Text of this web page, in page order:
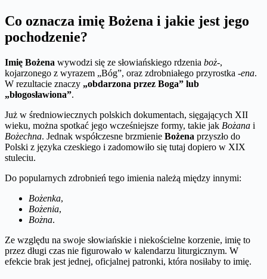
Co oznacza imię Bożena i jakie jest jego
pochodzenie?
Imię Bożena wywodzi się ze słowiańskiego rdzenia boż-,
kojarzonego z wyrazem „Bóg”, oraz zdrobniałego przyrostka -ena.
W rezultacie znaczy „obdarzona przez Boga” lub
„błogosławiona”.
Już w średniowiecznych polskich dokumentach, sięgających XII
wieku, można spotkać jego wcześniejsze formy, takie jak Bożana i
Bożechna. Jednak współczesne brzmienie Bożena przyszło do
Polski z języka czeskiego i zadomowiło się tutaj dopiero w XIX
stuleciu.
Do popularnych zdrobnień tego imienia należą między innymi:
Bożenka,
Bożenia,
Bożna.
Ze względu na swoje słowiańskie i niekościelne korzenie, imię to
przez długi czas nie figurowało w kalendarzu liturgicznym. W
efekcie brak jest jednej, oficjalnej patronki, która nosiłaby to imię.